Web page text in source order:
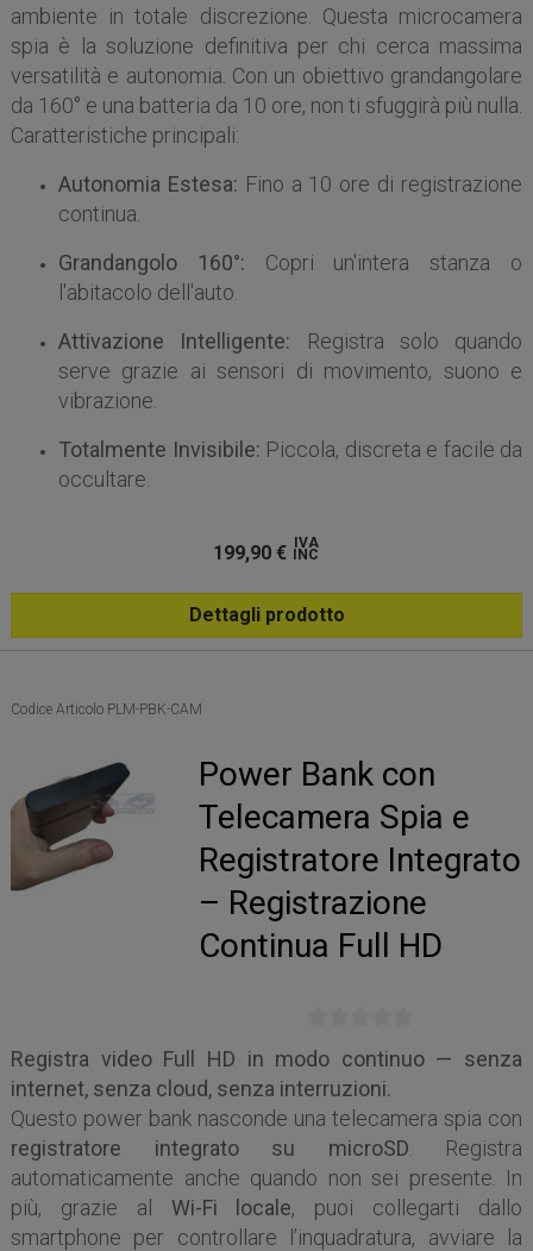
ambiente in totale discrezione. Questa microcamera
spia è la soluzione definitiva per chi cerca massima
versatilità e autonomia. Con un obiettivo grandangolare
da 160° e una batteria da 10 ore, non ti sfuggirà più nulla.
Caratteristiche principali:
Autonomia Estesa: Fino a 10 ore di registrazione
continua.
Grandangolo 160°: Copri un'intera stanza o
l'abitacolo dell'auto.
Attivazione Intelligente: Registra solo quando
serve grazie ai sensori di movimento, suono e
vibrazione.
Totalmente Invisibile: Piccola, discreta e facile da
occultare.
199,90 € IVA
INC
Dettagli prodotto
Codice Articolo PLM-PBK-CAM
Power Bank con
Telecamera Spia e
Registratore Integrato
– Registrazione
Continua Full HD
Registra video Full HD in modo continuo — senza
internet, senza cloud, senza interruzioni.
Questo power bank nasconde una telecamera spia con
registratore integrato su microSD . Registra
automaticamente anche quando non sei presente. In
più, grazie al Wi-Fi locale, puoi collegarti dallo
smartphone per controllare l’inquadratura, avviare la